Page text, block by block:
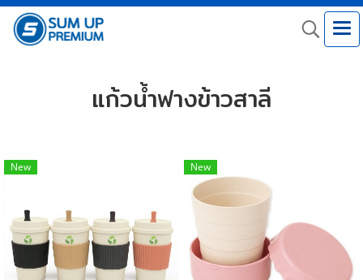
แก้วน้ำฟางข้าวสาลี
New New